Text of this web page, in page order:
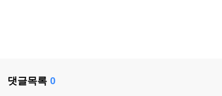
댓글목록 0